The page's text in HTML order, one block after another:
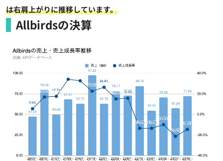
は右肩上がりに推移しています。
Allbirdsの決算